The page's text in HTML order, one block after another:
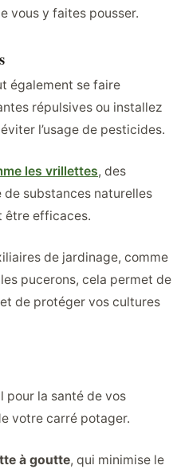
vous y faites pousser.
également se faire
répulsives ou installez
l’usage de pesticides.
les vrillettes, des
substances naturelles
être efficaces.
de jardinage, comme
pucerons, cela permet de
de protéger vos cultures
pour la santé de vos
votre carré potager.
à goutte, qui minimise le